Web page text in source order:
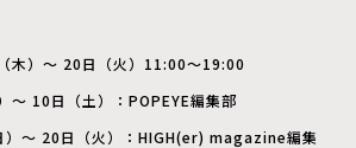
木）～ 20日（火）11:00～19:00
～ 10日（土）：POPEYE編集部
）～ 20日（火）：HIGH(er) magazine編集